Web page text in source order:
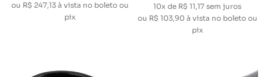
ou R$ 247,13à vista no boleto ou
pix
10x de R$ 11,17 sem juros
ou R$ 103,90 à vista no boleto ou
pix